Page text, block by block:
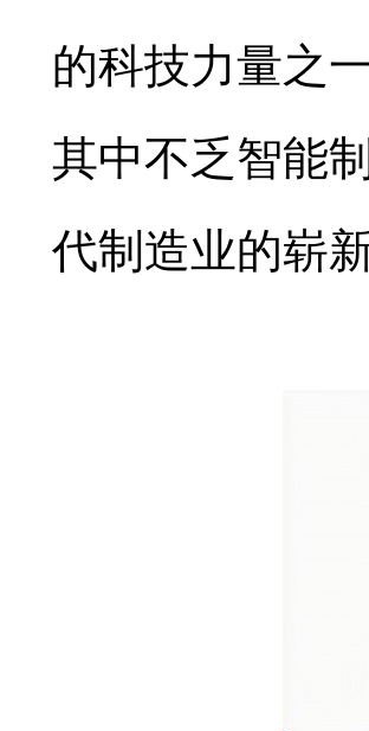
的科技力量之
其中不乏智能
代制造业的崭